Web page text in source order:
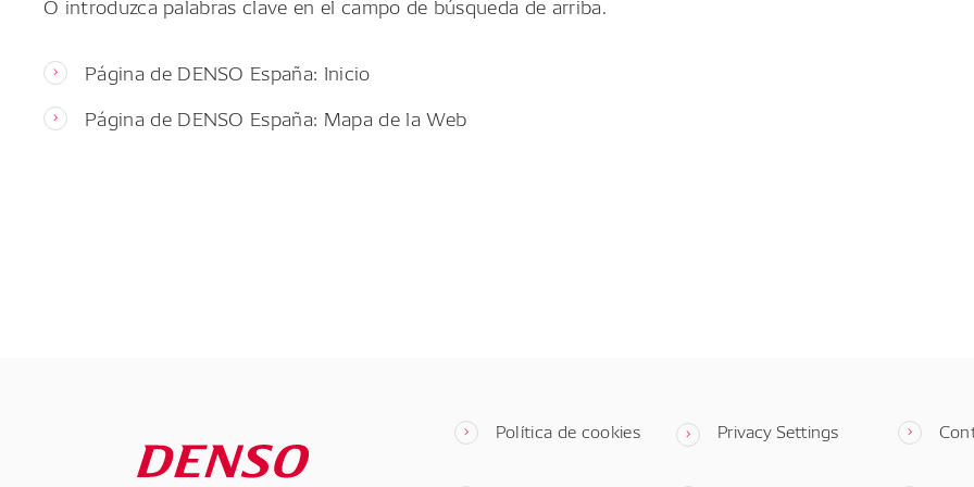
Página de DENSO España: Inicio
Página de DENSO España: Mapa de la Web
Política de cookies Privacy Settings